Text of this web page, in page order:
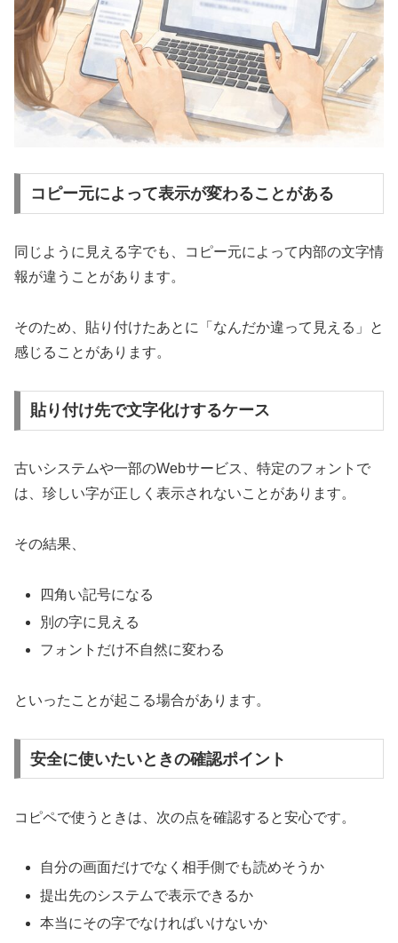
コピー元によって表示が変わることがある
同じように見える字でも、コピー元によって内部の文字情
報が違うことがあります。
そのため、貼り付けたあとに「なんだか違って見える」と
感じることがあります。
貼り付け先で文字化けするケース
古いシステムや一部のWebサービス、特定のフォントで
は、珍しい字が正しく表示されないことがあります。
その結果、
四角い記号になる
別の字に見える
フォントだけ不自然に変わる
といったことが起こる場合があります。
安全に使いたいときの確認ポイント
コピペで使うときは、次の点を確認すると安心です。
自分の画面だけでなく相手側でも読めそうか
提出先のシステムで表示できるか
本当にその字でなければいけないか